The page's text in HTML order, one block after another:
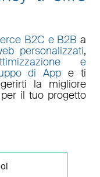
B2C e B2B a
personalizzati,
e
di App e ti
la migliore
per il tuo progetto